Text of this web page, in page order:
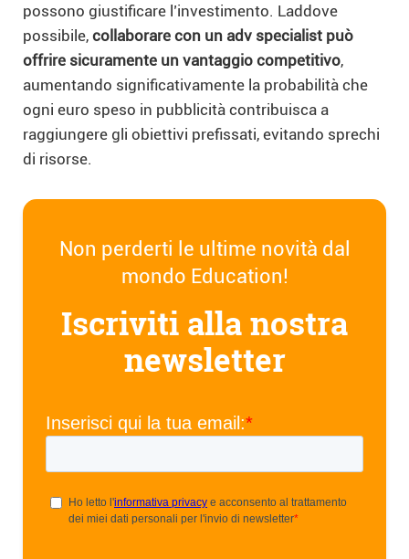
possono giustificare l’investimento. Laddove
possibile, collaborare con un adv specialist può
offrire sicuramente un vantaggio competitivo,
aumentando significativamente la probabilità che
ogni euro speso in pubblicità contribuisca a
raggiungere gli obiettivi prefissati, evitando sprechi
di risorse.
Non perderti le ultime novità dal
mondo Education!
Iscriviti alla nostra
newsletter